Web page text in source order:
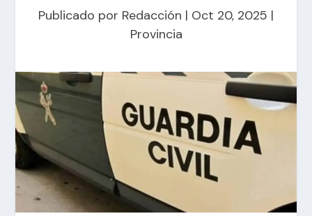
Publicado por Redacción | Oct 20, 2025 |
Provincia